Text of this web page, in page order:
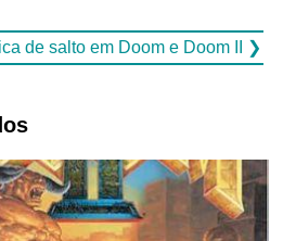
de salto em Doom e Doom II ❯